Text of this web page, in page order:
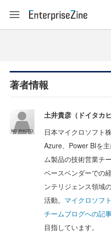
著者情報
土井貴彦（ドイタカヒ
日本マイクロソフト
Azure、Power BIを
ム製品の技術営業チ
ベースベンダーでの
ンテリジェンス領域
活動。 マイクロソフ
チームブログへの記
目指しています。